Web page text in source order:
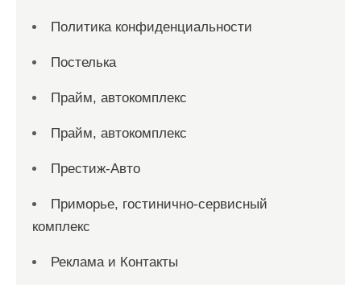
Политика конфиденциальности
Постелька
Прайм, автокомплекс
Прайм, автокомплекс
Престиж-Авто
Приморье, гостинично-сервисный
комплекс
Реклама и Контакты